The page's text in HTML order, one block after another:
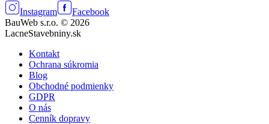
Instagram
Facebook
BauWeb s.r.o. © 2026
LacneStavebniny.sk
Kontakt
Ochrana súkromia
Blog
Obchodné podmienky
GDPR
O nás
Cenník dopravy